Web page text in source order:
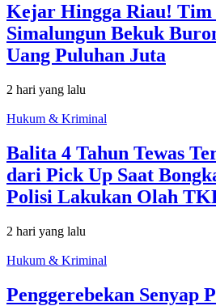
Kejar Hingga Riau! Tim
Simalungun Bekuk
Uang Puluhan Juta
2 hari yang lalu
Hukum & Kriminal
Balita 4 Tahun Tewas
dari Pick Up Saat
Polisi Lakukan Olah
2 hari yang lalu
Hukum & Kriminal
Penggerebekan Senyap